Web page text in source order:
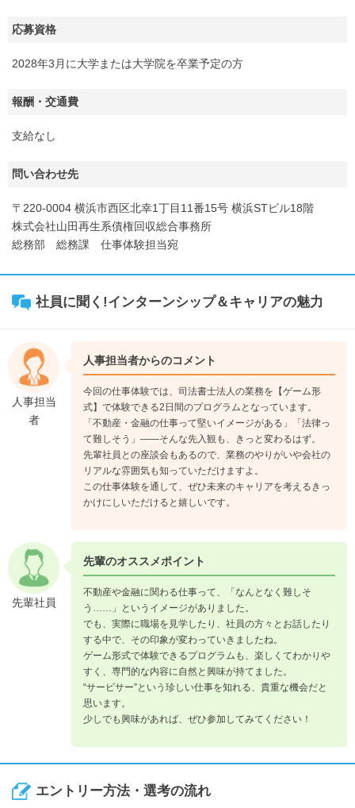
応募資格
2028年3月に大学または大学院を卒業予定の方
報酬・交通費
支給なし
問い合わせ先
〒220-0004 横浜市西区北幸1丁目11番15号 横浜STビル18階
株式会社山田再生系債権回収総合事務所
総務部 総務課 仕事体験担当宛
社員に聞く!インターンシップ＆キャリアの魅力
人事担当
者
人事担当者からのコメント
今回の仕事体験では、司法書士法人の業務を【ゲーム形
式】で体験できる2日間のプログラムとなっています。
「不動産・金融の仕事って堅いイメージがある」「法律っ
て難しそう」――そんな先入観も、きっと変わるはず。
先輩社員との座談会もあるので、業務のやりがいや会社の
リアルな雰囲気も知っていただけますよ。
この仕事体験を通して、ぜひ未来のキャリアを考えるきっ
かけにしいただけると嬉しいです。
先輩社員
先輩のオススメポイント
不動産や金融に関わる仕事って、「なんとなく難しそ
う……」というイメージがありました。
でも、実際に職場を見学したり、社員の方々とお話したり
する中で、その印象が変わっていきましたね。
ゲーム形式で体験できるプログラムも、楽しくてわかりや
すく、専門的な内容に自然と興味が持てました。
“サービサー”という珍しい仕事を知れる、貴重な機会だと
思います。
少しでも興味があれば、ぜひ参加してみてください！
エントリー方法・選考の流れ